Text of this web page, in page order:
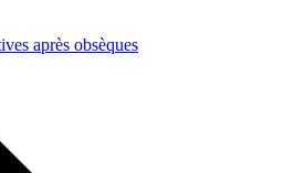
après obsèques